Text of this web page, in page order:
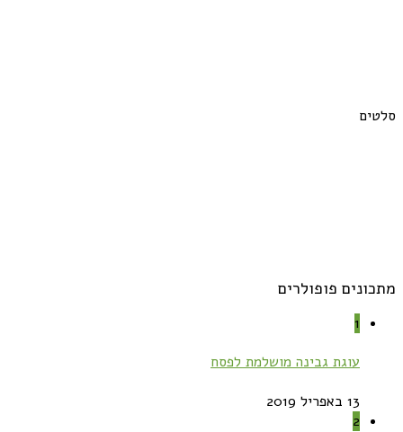
סלטים
מתכונים פופולרים
1
עוגת גבינה מושלמת לפסח
13 באפריל 2019
2